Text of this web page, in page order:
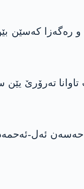
و رەگەزا
ئەل-ئەحمەد